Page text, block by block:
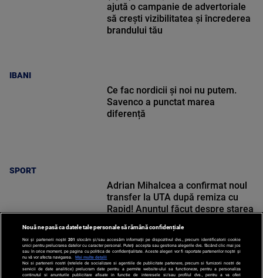
IBANI
ajută o campanie de advertoriale
să crești vizibilitatea și încrederea
brandului tău
SPORT
Ce fac nordicii și noi nu putem.
Savenco a punctat marea
diferență
SPORT
Adrian Mihalcea a confirmat noul
transfer la UTA după remiza cu
Rapid! Anunțul făcut despre starea
Nouă ne pasă ca datele tale personale să rămână confidențiale
Noi și partenerii noștri 201 stocăm și/sau accesăm informații pe dispozitivul dvs., precum identificatorii cookie
unici pentru prelucrarea datelor cu caracter personal. Puteți accepta sau gestiona alegerile dvs. făcând clic mai jos
sau în orice moment, pe pagina cu politica de confidențialitate. Aceste alegeri vor fi raportate partenerilor noștri și
nu vă vor afecta navigarea.
Mai multe detalii
Noi si partenerii nostri (retelele de socializare si agentiile de publicitate partenere, precum si furnizorii nostri de
servicii de date analitice) prelucram date pentru a permite website-ului sa functioneze, pentru a personaliza
continutul si anunturile publicitare afisate in functie de interesele si/sau profilul dvs., pentru a va oferi